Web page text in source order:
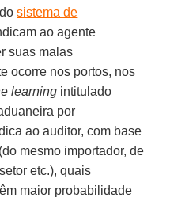
sistema de
ao agente
suas malas
ocorre nos portos, nos
learning intitulado
por
ao auditor, com base
mesmo importador, de
etc.), quais
maior probabilidade